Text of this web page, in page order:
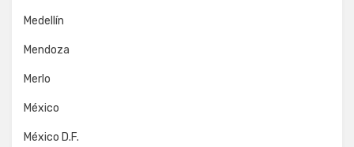
Medellín
Mendoza
Merlo
México
México D.F.